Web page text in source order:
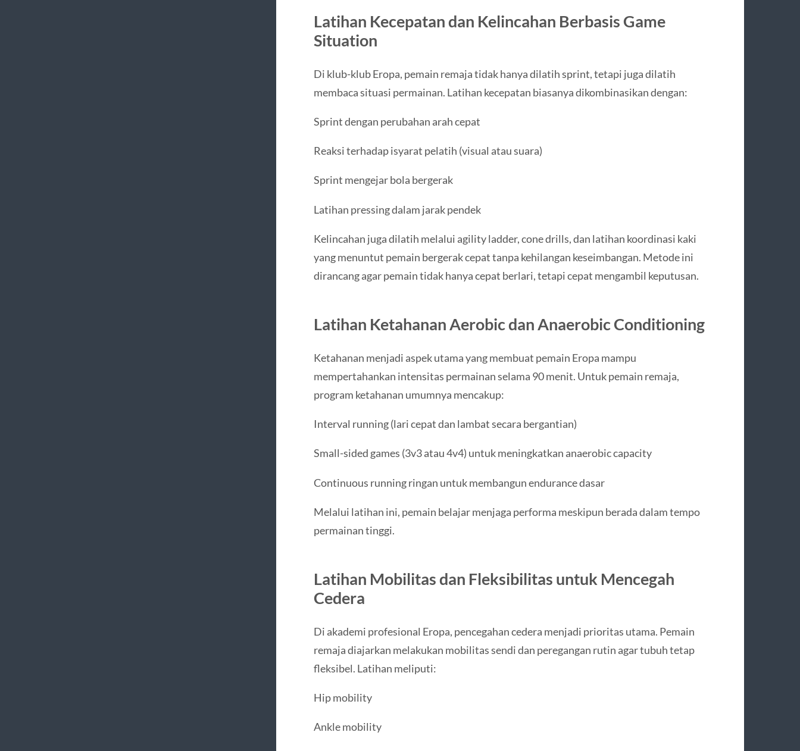
Latihan Kecepatan dan Kelincahan Berbasis Game
Situation
Di klub-klub Eropa, pemain remaja tidak hanya dilatih sprint, tetapi juga dilatih
membaca situasi permainan. Latihan kecepatan biasanya dikombinasikan dengan:
Sprint dengan perubahan arah cepat
Reaksi terhadap isyarat pelatih (visual atau suara)
Sprint mengejar bola bergerak
Latihan pressing dalam jarak pendek
Kelincahan juga dilatih melalui agility ladder, cone drills, dan latihan koordinasi kaki
yang menuntut pemain bergerak cepat tanpa kehilangan keseimbangan. Metode ini
dirancang agar pemain tidak hanya cepat berlari, tetapi cepat mengambil keputusan.
Latihan Ketahanan Aerobic dan Anaerobic Conditioning
Ketahanan menjadi aspek utama yang membuat pemain Eropa mampu
mempertahankan intensitas permainan selama 90 menit. Untuk pemain remaja,
program ketahanan umumnya mencakup:
Interval running (lari cepat dan lambat secara bergantian)
Small-sided games (3v3 atau 4v4) untuk meningkatkan anaerobic capacity
Continuous running ringan untuk membangun endurance dasar
Melalui latihan ini, pemain belajar menjaga performa meskipun berada dalam tempo
permainan tinggi.
Latihan Mobilitas dan Fleksibilitas untuk Mencegah
Cedera
Di akademi profesional Eropa, pencegahan cedera menjadi prioritas utama. Pemain
remaja diajarkan melakukan mobilitas sendi dan peregangan rutin agar tubuh tetap
fleksibel. Latihan meliputi:
Hip mobility
Ankle mobility